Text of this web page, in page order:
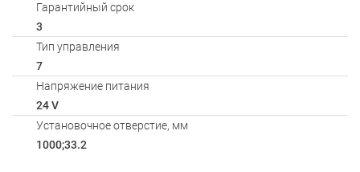
Гарантийный срок
3
Тип управления
7
Напряжение питания
24 V
Установочное отверстие, мм
1000;33.2